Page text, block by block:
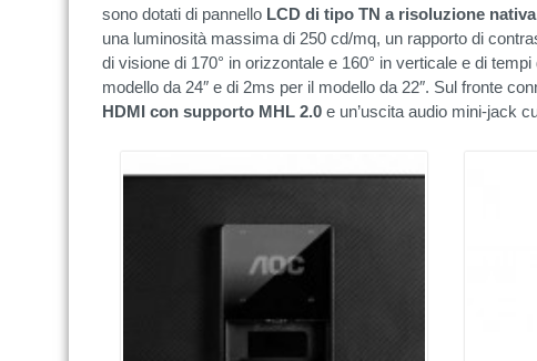
sono dotati di pannello LCD di tipo TN a risoluzione
una luminosità massima di 250 cd/mq, un rapporto di
di visione di 170° in orizzontale e 160° in verticale e di
modello da 24″ e di 2ms per il modello da 22″. Sul fronte
HDMI con supporto MHL 2.0 e un’uscita audio mini-jack